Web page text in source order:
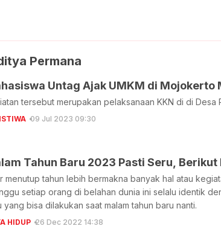
Permana
Untag Ajak UMKM di Mojokerto
tersebut merupakan pelaksanaan KKN di di
09 Jul 2023 09:30
Tahun Baru 2023 Pasti Seru,
menutup tahun lebih bermakna banyak hal atau
setiap orang di belahan dunia ini selalu identik
yang bisa dilakukan saat malam tahun baru nanti.
HIDUP 26 Dec 2022 14:38